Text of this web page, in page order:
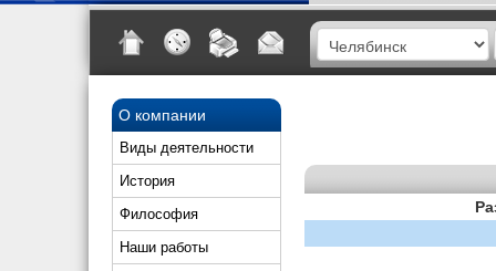
О компании
Виды деятельности
История
Философия
Наши работы